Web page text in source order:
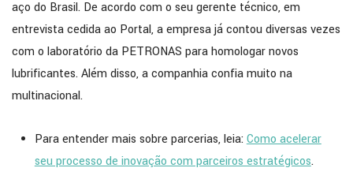
aço do Brasil. De acordo com o seu gerente técnico, em
entrevista cedida ao Portal, a empresa já contou diversas vezes
com o laboratório da PETRONAS para homologar novos
lubrificantes. Além disso, a companhia confia muito na
multinacional.
Para entender mais sobre parcerias, leia:Como acelerar
seu processo de inovação com parceiros estratégicos.